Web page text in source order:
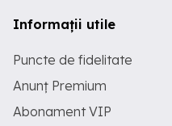
Informații utile
Puncte de fidelitate
Anunț Premium
Abonament VIP